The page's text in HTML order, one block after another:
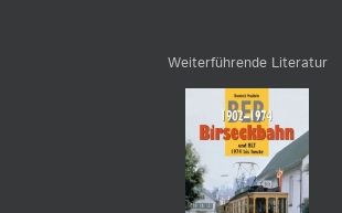
Weiterführende Literatur